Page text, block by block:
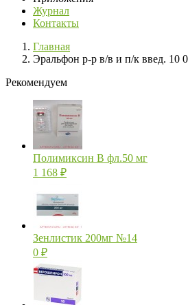
Журнал
Контакты
Главная
Эральфон р-р в/в и п/к введ.
Рекомендуем
Полимиксин В фл.50 мг
1 168 ₽
Зенлистик 200мг №14
0 ₽